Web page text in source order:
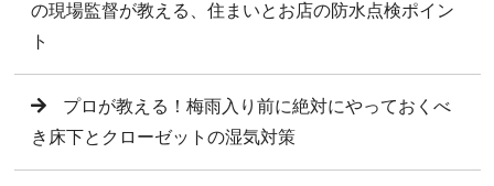
の現場監督が教える、住まいとお店の防水点検ポイン
ト
プロが教える！梅雨入り前に絶対にやっておくべ
き床下とクローゼットの湿気対策